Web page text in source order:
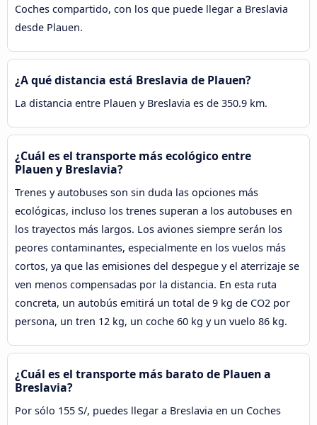
Coches compartido, con los que puede llegar a Breslavia
desde Plauen.
¿A qué distancia está Breslavia de Plauen?
La distancia entre Plauen y Breslavia es de 350.9 km.
¿Cuál es el transporte más ecológico entre
Plauen y Breslavia?
Trenes y autobuses son sin duda las opciones más
ecológicas, incluso los trenes superan a los autobuses en
los trayectos más largos. Los aviones siempre serán los
peores contaminantes, especialmente en los vuelos más
cortos, ya que las emisiones del despegue y el aterrizaje se
ven menos compensadas por la distancia. En esta ruta
concreta, un autobús emitirá un total de 9 kg de CO2 por
persona, un tren 12 kg, un coche 60 kg y un vuelo 86 kg.
¿Cuál es el transporte más barato de Plauen a
Breslavia?
Por sólo 155 S/, puedes llegar a Breslavia en un Coches